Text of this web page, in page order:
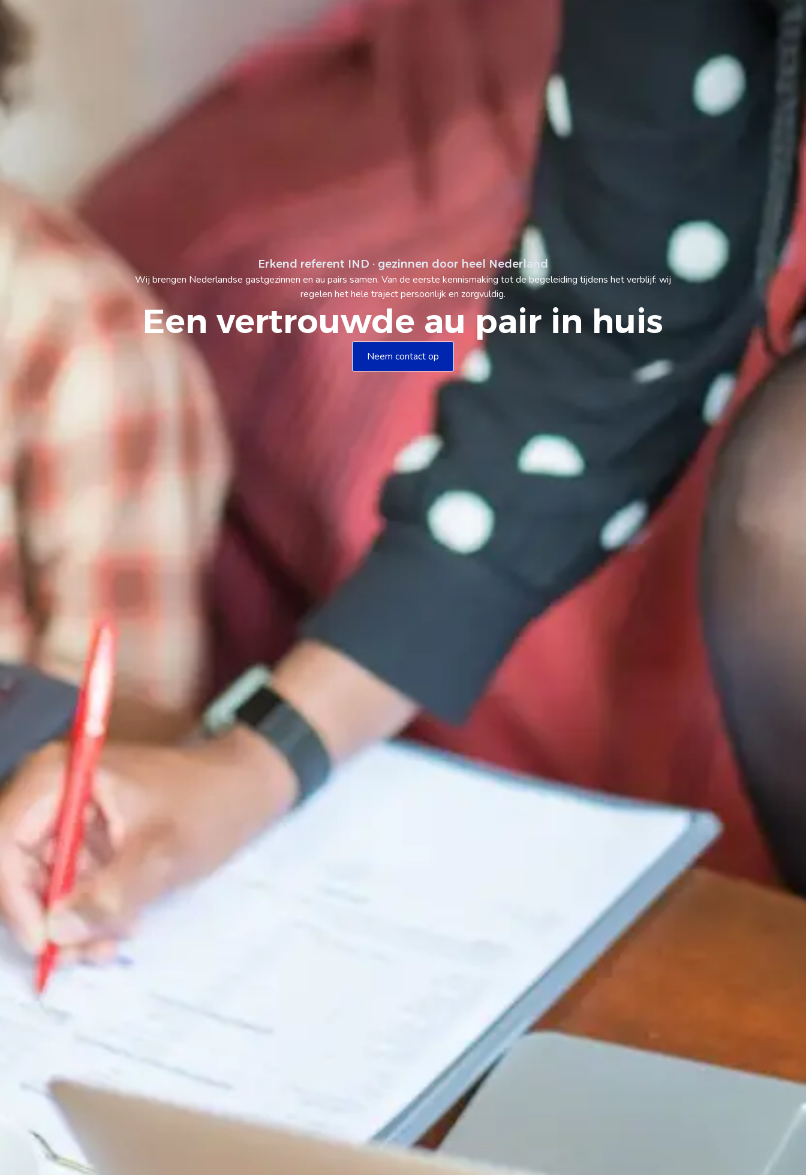
Erkend referent IND · gezinnen door heel Nederland
Wij brengen Nederlandse gastgezinnen en au pairs samen. Van de eerste kennismaking tot de begeleiding tijdens het verblijf: wij
regelen het hele traject persoonlijk en zorgvuldig.
Een vertrouwde au pair in huis
Neem contact op